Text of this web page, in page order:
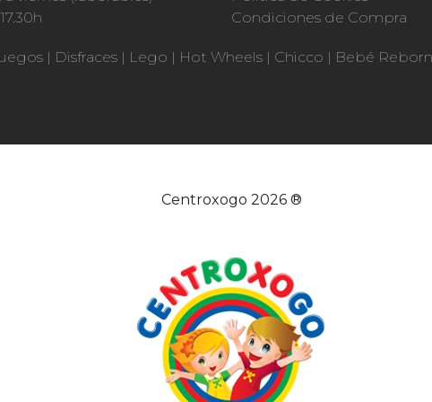
Condiciones de Compra
| Disfraces | Lego | Hot Wheels | Chicco | Bebé Reborn
Centroxogo 2026 ®